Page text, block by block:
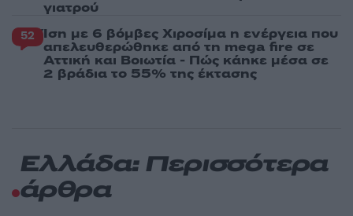
γιατρού
52 Ίση με 6 βόμβες Χιροσίμα η ενέργεια που
απελευθερώθηκε από τη mega fire σε
Αττική και Βοιωτία - Πώς κάηκε μέσα σε
2 βράδια το 55% της έκτασης
Ελλάδα: Περισσότερα
άρθρα